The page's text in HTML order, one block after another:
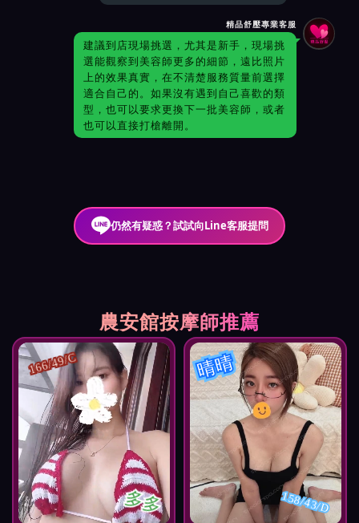
精品舒壓專業客服
建議到店現場挑選，尤其是新手，現場挑
選能觀察到美容師更多的細節，遠比照片
上的效果真實，在不清楚服務質量前選擇
適合自己的。如果沒有遇到自己喜歡的類
型，也可以要求更換下一批美容師，或者
也可以直接打槍離開。
仍然有疑惑？試試向Line客服提問
農安館按摩師推薦
多多
166/49/C 晴晴
158/43/D